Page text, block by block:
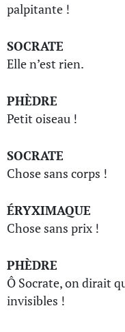
palpitante !
SOCRATE
Elle n’est rien.
PHÈDRE
Petit oiseau !
SOCRATE
Chose sans corps !
ÉRYXIMAQUE
Chose sans prix !
PHÈDRE
Ô Socrate, on dirait
invisibles !